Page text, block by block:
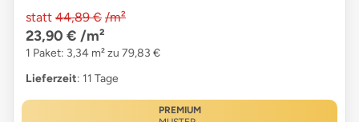
statt 44,89 € /m²
23,90 € /m²
1 Paket: 3,34 m² zu 79,83 €
Lieferzeit: 11 Tage
PREMIUM